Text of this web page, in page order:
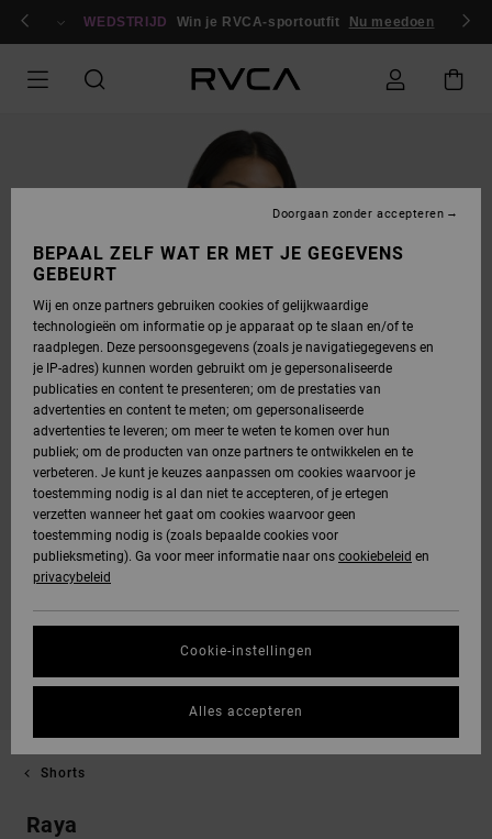
NAAR/ registrerenWEDSTRIJD Win je RVCA-sportoutfit Nu meedoen
Shorts
Raya
BEPAAL ZELF WAT ER MET JE GEGEVENS
GEBEURT
Wij en onze partners gebruiken cookies of gelijkwaardige
technologieën om informatie op je apparaat op te slaan en/of te
raadplegen. Deze persoonsgegevens (zoals je navigatiegegevens en
je IP-adres) kunnen worden gebruikt om je gepersonaliseerde
publicaties en content te presenteren; om de prestaties van
advertenties en content te meten; om gepersonaliseerde
advertenties te leveren; om meer te weten te komen over hun
publiek; om de producten van onze partners te ontwikkelen en te
verbeteren. Je kunt je keuzes aanpassen om cookies waarvoor je
toestemming nodig is al dan niet te accepteren, of je ertegen
verzetten wanneer het gaat om cookies waarvoor geen
toestemming nodig is (zoals bepaalde cookies voor
publieksmeting). Ga voor meer informatie naar ons cookiebeleid en
privacybeleid
Cookie-instellingen
Doorgaan zonder accepteren
Alles accepteren